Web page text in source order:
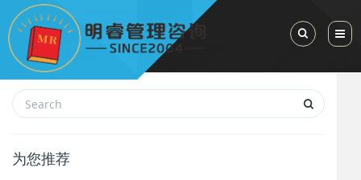
Toggle
为您推荐